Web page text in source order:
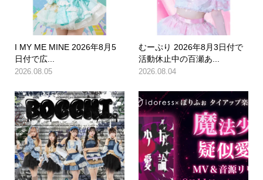
I MY ME MINE 2026年8月5
日付で広...
2026.08.05
むーぷり 2026年8月3日付で
活動休止中の百瀬あ...
2026.08.04